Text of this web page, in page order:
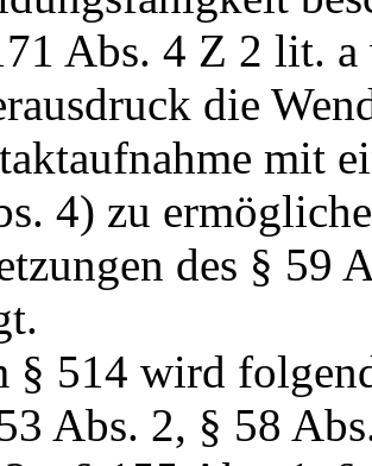
Abs. 4 Z 2 lit. a
die
mit
4) zu
des § 59
§ 514 wird
Abs. 2, § 58